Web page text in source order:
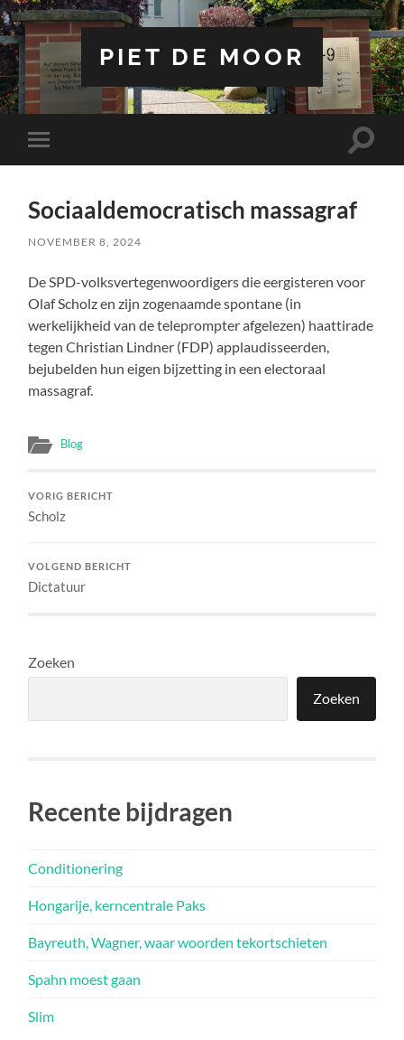
PIET DE MOOR
Toggle
mobiel
Toggle
Sociaaldemocratisch massagraf
NOVEMBER 8, 2024
De SPD-volksvertegenwoordigers die eergisteren voor
Olaf Scholz en zijn zogenaamde spontane (in
werkelijkheid van de teleprompter afgelezen) haattirade
tegen Christian Lindner (FDP) applaudisseerden,
bejubelden hun eigen bijzetting in een electoraal
massagraf.
Blog
VORIG BERICHT
Scholz
VOLGEND BERICHT
Dictatuur
Zoeken
Zoeken
Recente bijdragen
Conditionering
Hongarije, kerncentrale Paks
Bayreuth, Wagner, waar woorden tekortschieten
Spahn moest gaan
Slim